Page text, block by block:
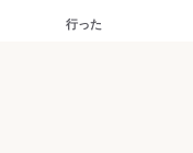
行った